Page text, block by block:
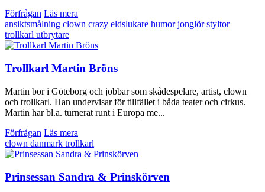
Förfrågan Läs mera
ansiktsmålning clown crazy eldslukare humorjonglörstyltor
trollkarl utbrytare
Trollkarl Martin Bröns
Martin bor i Göteborg och jobbar som skådespelare, artist, clown
och trollkarl. Han undervisar för tillfället i båda teater och cirkus.
Martin har bl.a. turnerat runt i Europa me...
Förfrågan Läs mera
clown danmark trollkarl
Prinsessan Sandra & Prinskörven